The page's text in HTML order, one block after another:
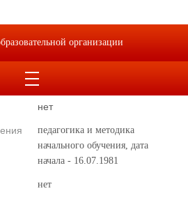
Высшее
нет
нет
педагогика и методика
начального обучения, дата
начала - 16.07.1981
нет
организации